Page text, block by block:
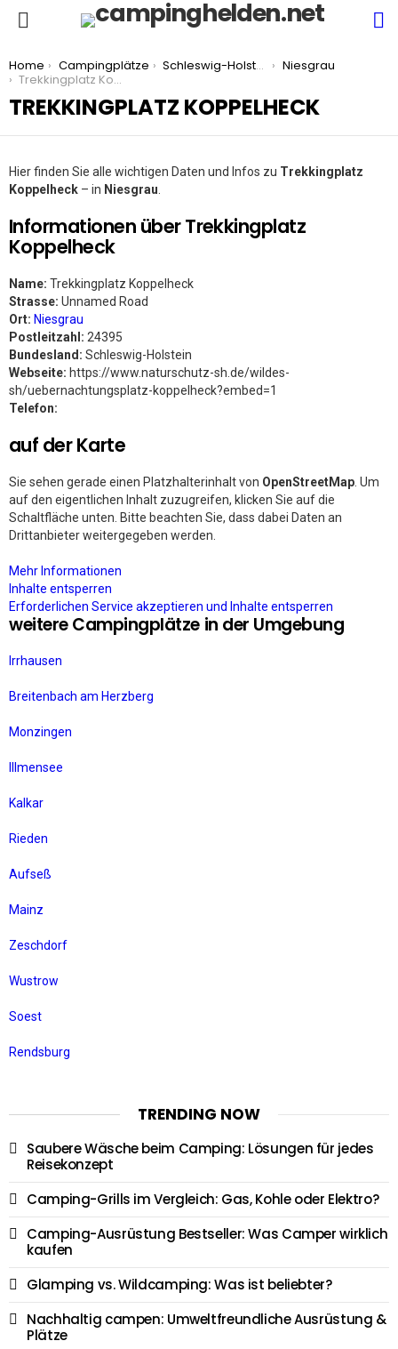
You are here:
Home Campingplätze Schleswig-Holstein
Niesgrau
Trekkingplatz Koppelheck
TREKKINGPLATZ KOPPELHECK
Hier finden Sie alle wichtigen Daten und Infos zu Trekkingplatz
Koppelheck – in Niesgrau
Informationen über Trekkingplatz
Koppelheck
Name: Trekkingplatz Koppelheck
Strasse: Unnamed Road
Ort: Niesgrau
Postleitzahl: 24395
Bundesland: Schleswig-Holstein
Webseite: https://www.naturschutz-sh.de/wildes-
sh/uebernachtungsplatz-koppelheck?embed=1
Telefon:
auf der Karte
Sie sehen gerade einen Platzhalterinhalt von OpenStreetMap . Um
auf den eigentlichen Inhalt zuzugreifen, klicken Sie auf die
Schaltfläche unten. Bitte beachten Sie, dass dabei Daten an
Drittanbieter weitergegeben werden.
Mehr Informationen
Inhalte entsperren
Erforderlichen Service akzeptieren und Inhalte entsperren
weitere Campingplätze in der Umgebung
Irrhausen
Breitenbach am Herzberg
Monzingen
Illmensee
Kalkar
Rieden
Aufseß
Mainz
Zeschdorf
Wustrow
Soest
Rendsburg
TRENDING NOW
Saubere Wäsche beim Camping: Lösungen für jedes
Reisekonzept
Camping-Grills im Vergleich: Gas, Kohle oder Elektro?
Camping-Ausrüstung Bestseller: Was Camper wirklich
kaufen
Glamping vs. Wildcamping: Was ist beliebter?
Nachhaltig campen: Umweltfreundliche Ausrüstung &
Plätze